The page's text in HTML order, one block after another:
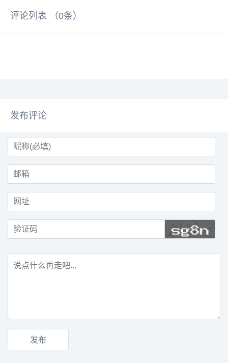
评论列表 （0条）
发布评论